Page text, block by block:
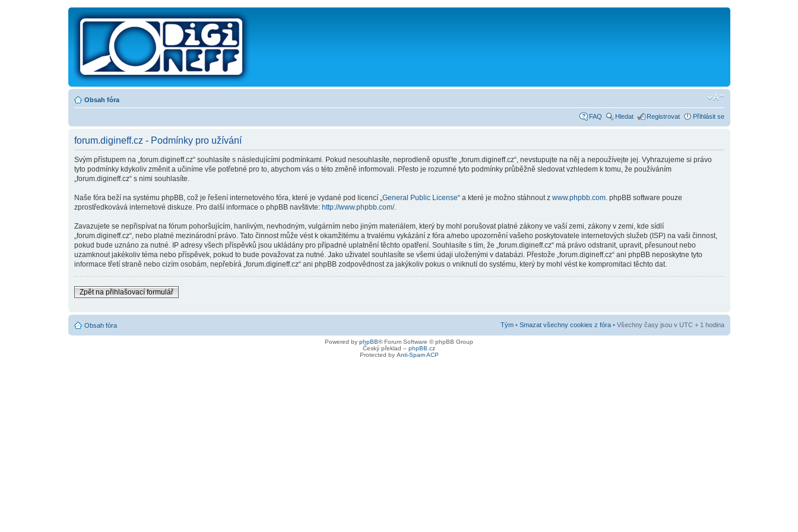
Obsah fóra
FAQ Hledat Registrovat Přihlásit se
forum.digineff.cz - Podmínky pro užívání
Svým přístupem na „forum.digineff.cz“ souhlasíte s následujícími podmínkami. Pokud nesouhlasíte, neprodleně opusťte „forum.digineff.cz“, nevstupujte na něj a nepoužívejte jej. Vyhrazujeme si právo
tyto podmínky kdykoliv změnit a učiníme vše potřebné pro to, abychom vás o této změně informovali. Přesto je rozumné tyto podmínky průběžně sledovat vzhledem k tomu, že používáním
„forum.digineff.cz“ s nimi souhlasíte.
Naše fóra beží na systému phpBB, což je řešení internetového fóra, které je vydané pod licencí „General Public License“ a které je možno stáhnout z www.phpbb.com. phpBB software pouze
zprostředkovává internetové diskuze. Pro další informace o phpBB navštivte: http://www.phpbb.com/.
Zavazujete se nepřispívat na fórum pohoršujícím, hanlivým, nevhodným, vulgárním nebo jiným materiálem, který by mohl porušovat platné zákony ve vaší zemi, zákony v zemi, kde sídlí
„forum.digineff.cz“, nebo platné mezinárodní právo. Tato činnost může vést k okamžitému a trvalému vykázání z fóra a/nebo upozornění vašeho poskytovatele internetových služeb (ISP) na vaši činnost,
pokud bude uznáno za nutné. IP adresy všech příspěvků jsou ukládány pro případné uplatnění těchto opatření. Souhlasíte s tím, že „forum.digineff.cz“ má právo odstranit, upravit, přesunout nebo
uzamknout jakékoliv téma nebo příspěvek, pokud to bude považovat za nutné. Jako uživatel souhlasíte se všemi údaji uloženými v databázi. Přestože „forum.digineff.cz“ ani phpBB neposkytne tyto
informace třetí straně nebo cizím osobám, nepřebírá „forum.digineff.cz“ ani phpBB zodpovědnost za jakýkoliv pokus o vniknutí do systému, který by mohl vést ke kompromitaci těchto dat.
Zpět na přihlašovací formulář
Obsah fóra Tým• Smazat všechny cookies z fóra• Všechny časy jsou v UTC + 1 hodina
Powered by phpBB® Forum Software © phpBB Group
Český překlad – phpBB.cz
Protected by Anti-Spam ACP